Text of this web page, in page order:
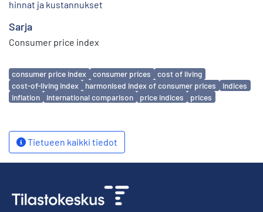
hinnat ja kustannukset
Sarja
Consumer price index
Avainsanat
consumer price index consumer prices
cost of living
cost-of-living index
harmonised index of consumer prices
indices
inflation
international comparison price indices prices
Tietueen kaikki tiedot